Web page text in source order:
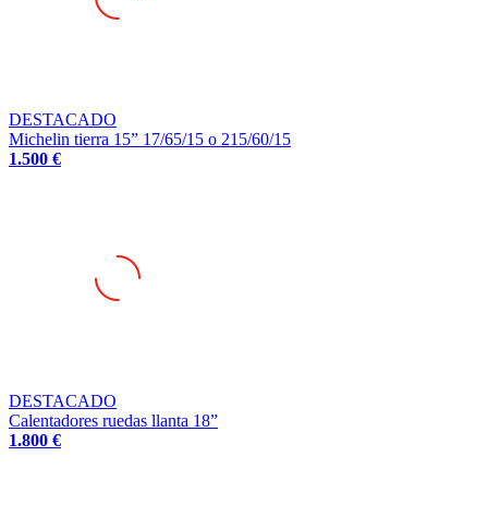
Michelin tierra 15” 17/65/15 o 215/60/15
1.500 €
Calentadores ruedas llanta 18”
1.800 €